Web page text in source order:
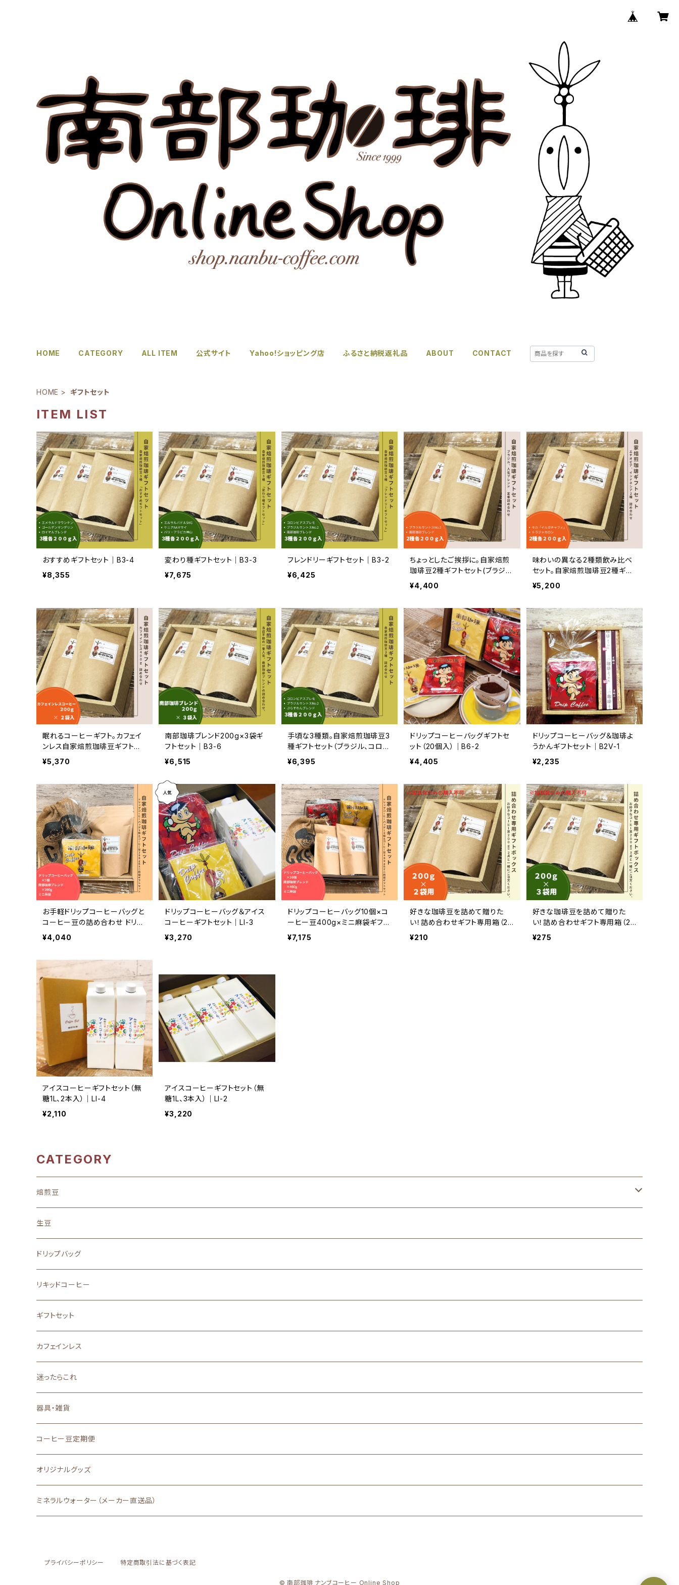
HOME CATEGORY ALL ITEM 公式サイト Yahoo!ショッピング店 ふるさと納税返礼品 ABOUT CONTACT
HOME ギフトセット
ITEM LIST
おすすめギフトセット｜B3-4
¥8,355
変わり種ギフトセット｜B3-3
¥7,675
フレンドリーギフトセット｜B3-2
¥6,425
ちょっとしたご挨拶に。自家焙煎
珈琲豆2種ギフトセット(ブラジル
サントス、南部珈琲ブレンド)｜B
2-1
¥4,400
味わいの異なる2種類飲み比べ
セット。自家焙煎珈琲豆2種ギフ
トセット（トラジャカロシ、イルガ
チャフィ）｜B2-2
¥5,200
眠れるコーヒーギフト。カフェイ
ンレス自家焙煎珈琲豆ギフトセ
ット｜B2-3
¥5,370
南部珈琲ブレンド200g×3袋ギ
フトセット｜B3-6
¥6,515
手頃な3種類。自家焙煎珈琲豆3
種ギフトセット（ブラジル、コロン
ビア、オリジナルブレンド）｜B3-1
¥6,395
ドリップコーヒーバッグギフトセ
ット（20個入）｜B6-2
¥4,405
ドリップコーヒーバッグ＆珈琲よ
うかんギフトセット｜B2V-1
¥2,235
お手軽ドリップコーヒーバッグと
コーヒー豆の詰め合わせ ドリッ
プコーヒーバッグ5個×コーヒー
豆200g×ミニ麻袋ギフトセット
¥4,040
ドリップコーヒーバッグ＆アイス
コーヒーギフトセット｜LI-3
¥3,270
ドリップコーヒーバッグ10個×コ
ーヒー豆400g×ミニ麻袋ギフト
セット｜B6-1
¥7,175
好きな珈琲豆を詰めて贈りた
い！詰め合わせギフト専用箱（20
0g×2種類用）箱のみのご購入不
¥210
好きな珈琲豆を詰めて贈りた
い！詰め合わせギフト専用箱（20
0g×3種類用）箱のみのご購入不
¥275
アイスコーヒーギフトセット（無
糖1L、2本入）｜LI-4
¥2,110
アイスコーヒーギフトセット（無
糖1L、3本入）｜LI-2
¥3,220
CATEGORY
焙煎豆
地域別
中南米
アフリカ
味わい
フルーティーな酸味を楽しむ
バランスの良い味と香り
ストレート
ブレンド
生豆
ドリップバッグ
リキッドコーヒー
ギフトセット
カフェインレス
迷ったらこれ
器具・雑貨
コーヒー豆定期便
オリジナルグッズ
ミネラルウォーター（メーカー直送品）
プライバシーポリシー 特定商取引法に基づく表記
© 南部珈琲 ナンブコーヒー Online Shop